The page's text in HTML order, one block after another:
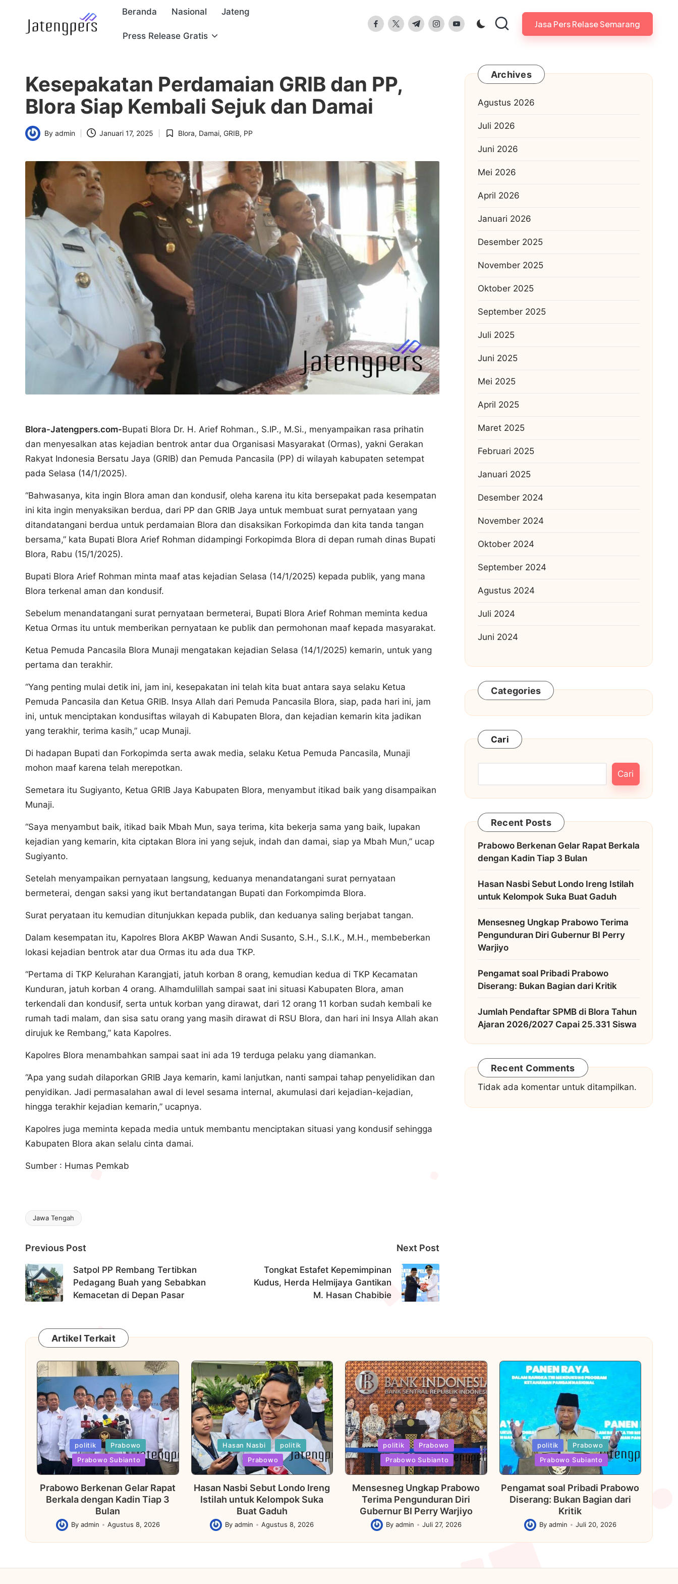
t
e
n
g
p
e
r
Beranda Nasional Jateng
Press Release Gratis
facebook.com
twitter.com
t.me instagram.com
youtube.com Jasa Pers Relase Semarang
Kesepakatan Perdamaian GRIB dan PP,
Blora Siap Kembali Sejuk dan Damai
Posted
By admin Januari 17, 2025
Posted
Blora, Damai, GRIB, PP
Blora-Jatengpers.com-Bupati Blora Dr. H. Arief Rohman., S.IP., M.Si., menyampaikan rasa prihatin
dan menyesalkan atas kejadian bentrok antar dua Organisasi Masyarakat (Ormas), yakni Gerakan
Rakyat Indonesia Bersatu Jaya (GRIB) dan Pemuda Pancasila (PP) di wilayah kabupaten setempat
pada Selasa (14/1/2025).
“Bahwasanya, kita ingin Blora aman dan kondusif, oleha karena itu kita bersepakat pada kesempatan
ini kita ingin menyaksikan berdua, dari PP dan GRIB Jaya untuk membuat surat pernyataan yang
ditandatangani berdua untuk perdamaian Blora dan disaksikan Forkopimda dan kita tanda tangan
bersama,” kata Bupati Blora Arief Rohman didampingi Forkopimda Blora di depan rumah dinas Bupati
Blora, Rabu (15/1/2025).
Bupati Blora Arief Rohman minta maaf atas kejadian Selasa (14/1/2025) kepada publik, yang mana
Blora terkenal aman dan kondusif.
Sebelum menandatangani surat pernyataan bermeterai, Bupati Blora Arief Rohman meminta kedua
Ketua Ormas itu untuk memberikan pernyataan ke publik dan permohonan maaf kepada masyarakat.
Ketua Pemuda Pancasila Blora Munaji mengatakan kejadian Selasa (14/1/2025) kemarin, untuk yang
pertama dan terakhir.
“Yang penting mulai detik ini, jam ini, kesepakatan ini telah kita buat antara saya selaku Ketua
Pemuda Pancasila dan Ketua GRIB. Insya Allah dari Pemuda Pancasila Blora, siap, pada hari ini, jam
ini, untuk menciptakan kondusiftas wilayah di Kabupaten Blora, dan kejadian kemarin kita jadikan
yang terakhir, terima kasih,” ucap Munaji.
Di hadapan Bupati dan Forkopimda serta awak media, selaku Ketua Pemuda Pancasila, Munaji
mohon maaf karena telah merepotkan.
Semetara itu Sugiyanto, Ketua GRIB Jaya Kabupaten Blora, menyambut itikad baik yang disampaikan
Munaji.
“Saya menyambut baik, itikad baik Mbah Mun, saya terima, kita bekerja sama yang baik, lupakan
kejadian yang kemarin, kita ciptakan Blora ini yang sejuk, indah dan damai, siap ya Mbah Mun,” ucap
Sugiyanto.
Setelah menyampaikan pernyataan langsung, keduanya menandatangani surat pernyataan
bermeterai, dengan saksi yang ikut bertandatangan Bupati dan Forkompimda Blora.
Surat peryataan itu kemudian ditunjukkan kepada publik, dan keduanya saling berjabat tangan.
Dalam kesempatan itu, Kapolres Blora AKBP Wawan Andi Susanto, S.H., S.I.K., M.H., membeberkan
lokasi kejadian bentrok atar dua Ormas itu ada dua TKP.
“Pertama di TKP Kelurahan Karangjati, jatuh korban 8 orang, kemudian kedua di TKP Kecamatan
Kunduran, jatuh korban 4 orang. Alhamdulillah sampai saat ini situasi Kabupaten Blora, aman
terkendali dan kondusif, serta untuk korban yang dirawat, dari 12 orang 11 korban sudah kembali ke
rumah tadi malam, dan sisa satu orang yang masih dirawat di RSU Blora, dan hari ini Insya Allah akan
dirujuk ke Rembang,” kata Kapolres.
Kapolres Blora menambahkan sampai saat ini ada 19 terduga pelaku yang diamankan.
“Apa yang sudah dilaporkan GRIB Jaya kemarin, kami lanjutkan, nanti sampai tahap penyelidikan dan
penyidikan. Jadi permasalahan awal di level sesama internal, akumulasi dari kejadian-kejadian,
hingga terakhir kejadian kemarin,” ucapnya.
Kapolres juga meminta kepada media untuk membantu menciptakan situasi yang kondusif sehingga
Kabupaten Blora akan selalu cinta damai.
Sumber : Humas Pemkab
Tags:
Jawa Tengah
Post
navigation
Previous Post
Satpol PP Rembang Tertibkan
Pedagang Buah yang Sebabkan
Kemacetan di Depan Pasar
Next Post
Tongkat Estafet Kepemimpinan
Kudus, Herda Helmijaya Gantikan
M. Hasan Chabibie
Archives
Agustus 2026
Juli 2026
Juni 2026
Mei 2026
April 2026
Januari 2026
Desember 2025
November 2025
Oktober 2025
September 2025
Juli 2025
Juni 2025
Mei 2025
April 2025
Maret 2025
Februari 2025
Januari 2025
Desember 2024
November 2024
Oktober 2024
September 2024
Agustus 2024
Juli 2024
Juni 2024
Categories
Cari
Cari
Recent Posts
Prabowo Berkenan Gelar Rapat Berkala
dengan Kadin Tiap 3 Bulan
Hasan Nasbi Sebut Londo Ireng Istilah
untuk Kelompok Suka Buat Gaduh
Mensesneg Ungkap Prabowo Terima
Pengunduran Diri Gubernur BI Perry
Warjiyo
Pengamat soal Pribadi Prabowo
Diserang: Bukan Bagian dari Kritik
Jumlah Pendaftar SPMB di Blora Tahun
Ajaran 2026/2027 Capai 25.331 Siswa
Recent Comments
Tidak ada komentar untuk ditampilkan.
Artikel Terkait
Posted
in
politik
Prabowo
Prabowo Subianto
Prabowo Berkenan Gelar Rapat
Berkala dengan Kadin Tiap 3
Bulan
Posted
by
By admin Agustus 8, 2026
Posted
in
Hasan Nasbi
politik
Prabowo
Hasan Nasbi Sebut Londo Ireng
Istilah untuk Kelompok Suka
Buat Gaduh
Posted
by
Byadmin Agustus 8, 2026
Posted
in
politik
Prabowo
Prabowo Subianto
Mensesneg Ungkap Prabowo
Terima Pengunduran Diri
Gubernur BI Perry Warjiyo
Posted
by
By admin Juli 27, 2026
Posted
politik
Prabowo
Prabowo Subianto
Pengamat soal Pribadi Prabowo
Diserang: Bukan Bagian dari
Kritik
Posted
by
By admin Juli 20, 2026